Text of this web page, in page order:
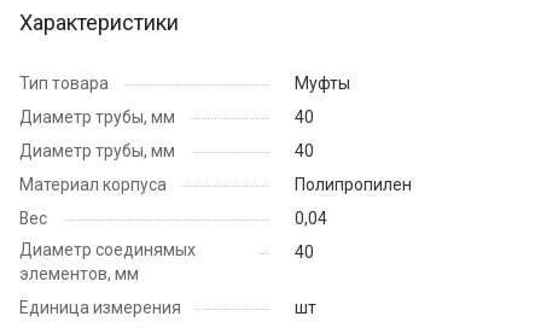
Характеристики
Тип товара
Муфты
Диаметр трубы, мм
40
Диаметр трубы, мм
40
Материал корпуса
Полипропилен
Вес
0,04
Диаметр соединямых
элементов, мм
40
Единица измерения
шт